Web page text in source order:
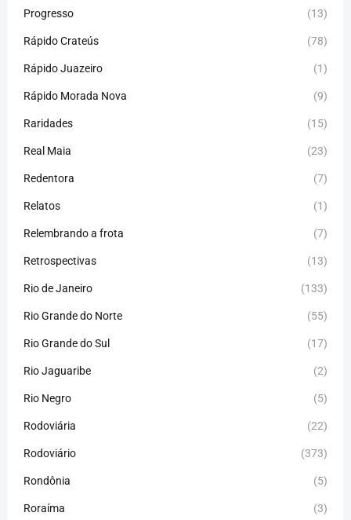
Progresso (13)
Rápido Crateús (78)
Rápido Juazeiro (1)
Rápido Morada Nova (9)
Raridades (15)
Real Maia (23)
Redentora (7)
Relatos (1)
Relembrando a frota (7)
Retrospectivas (13)
Rio de Janeiro (133)
Rio Grande do Norte (55)
Rio Grande do Sul (17)
Rio Jaguaribe (2)
Rio Negro (5)
Rodoviária (22)
Rodoviário (373)
Rondônia (5)
Roraíma (3)